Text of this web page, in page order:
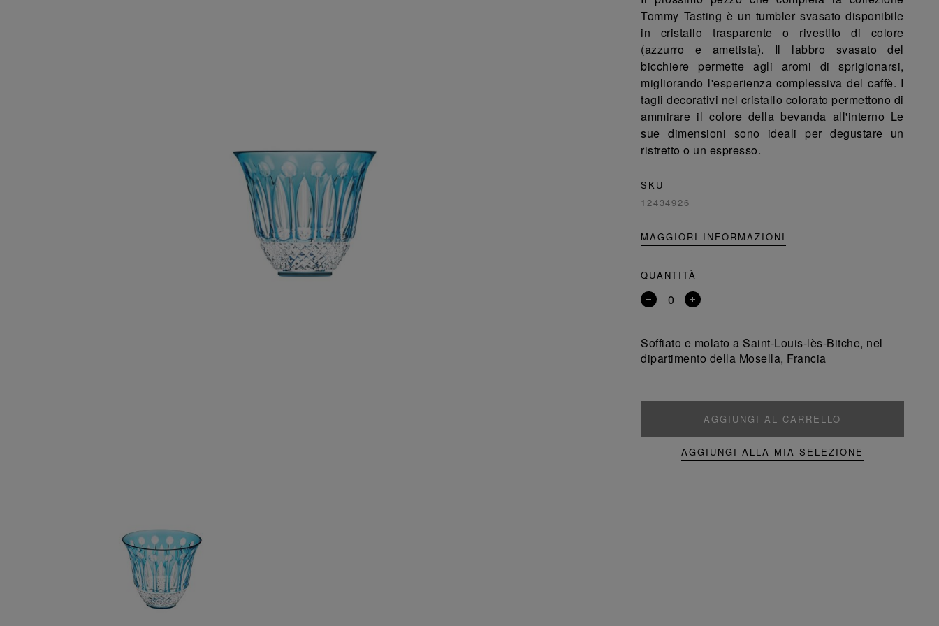
Tommy Tasting è un tumbler svasato disponibile
in cristallo trasparente o rivestito di colore
(azzurro e ametista). Il labbro svasato del
bicchiere permette agli aromi di sprigionarsi,
migliorando l'esperienza complessiva del caffè. I
tagli decorativi nel cristallo colorato permettono di
ammirare il colore della bevanda all'interno Le
sue dimensioni sono ideali per degustare un
ristretto o un espresso.
SKU
12434926
MAGGIORI INFORMAZIONI
QUANTITÀ
Rimuovi
Aggiungi
Soffiato e molato a Saint-Louis-lès-Bitche, nel
dipartimento della Mosella, Francia
AGGIUNGI AL CARRELLO
AGGIUNGI ALLA MIA SELEZIONE